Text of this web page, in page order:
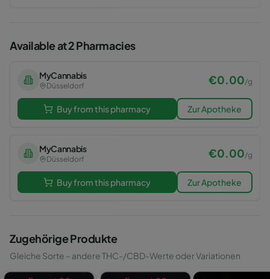
Available at 2 Pharmacies
MyCannabis
Düsseldorf €0.00/g
Buy from this pharmacy Zur Apotheke
MyCannabis
Düsseldorf €0.00/g
Buy from this pharmacy Zur Apotheke
Zugehörige Produkte
Gleiche Sorte – andere THC-/CBD-Werte oder Variationen